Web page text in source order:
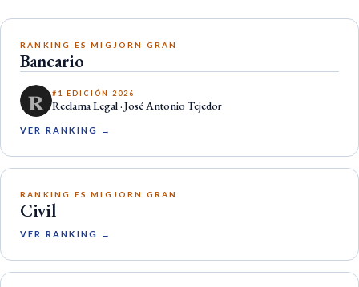
RANKING ES MIGJORN GRAN
Bancario
#1 EDICIÓN 2026
Reclama Legal · José Antonio Tejedor
VER RANKING →
RANKING ES MIGJORN GRAN
Civil
VER RANKING →